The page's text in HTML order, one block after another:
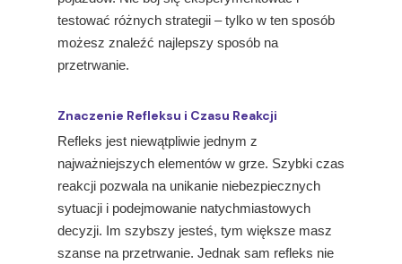
testować różnych strategii – tylko w ten sposób
możesz znaleźć najlepszy sposób na
przetrwanie.
Znaczenie Refleksu i Czasu Reakcji
Refleks jest niewątpliwie jednym z
najważniejszych elementów w grze. Szybki czas
reakcji pozwala na unikanie niebezpiecznych
sytuacji i podejmowanie natychmiastowych
decyzji. Im szybszy jesteś, tym większe masz
szanse na przetrwanie. Jednak sam refleks nie